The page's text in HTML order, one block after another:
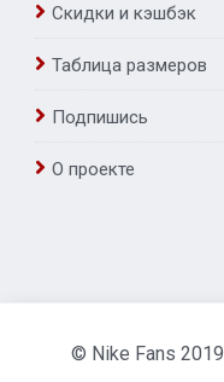
Скидки и кэшбэк
Таблица размеров
Подпишись
О проекте
© Nike Fans